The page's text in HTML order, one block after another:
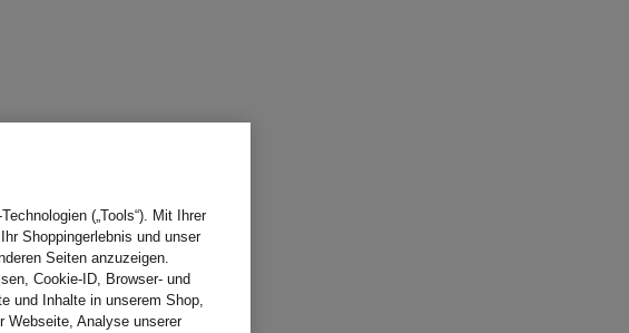
(„Tools“). Mit Ihrer
Shoppingerlebnis und unser
Seiten anzuzeigen.
Cookie-ID, Browser- und
und Inhalte in unserem Shop,
Webseite, Analyse unserer